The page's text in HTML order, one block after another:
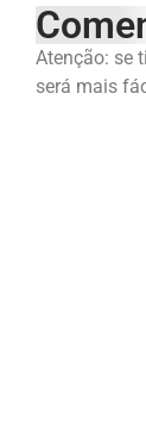
Atenção: se
será mais